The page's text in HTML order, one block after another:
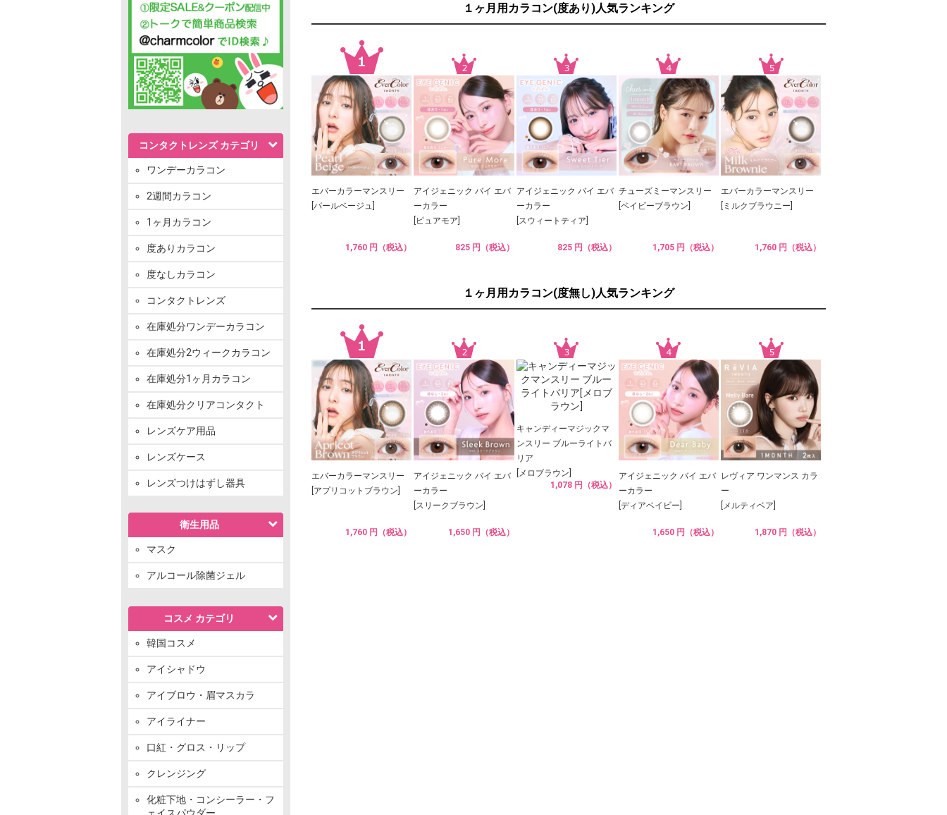
コンタクトレンズ カテゴリ
ワンデーカラコン
2週間カラコン
1ヶ月カラコン
度ありカラコン
度なしカラコン
コンタクトレンズ
在庫処分ワンデーカラコン
在庫処分2ウィークカラコン
在庫処分1ヶ月カラコン
在庫処分クリアコンタクト
レンズケア用品
レンズケース
レンズつけはずし器具
衛生用品
マスク
アルコール除菌ジェル
コスメ カテゴリ
韓国コスメ
アイシャドウ
アイブロウ・眉マスカラ
アイライナー
口紅・グロス・リップ
クレンジング
化粧下地・コンシーラー・フ
ェイスパウダー
１ヶ月用カラコン(度あり)人気ランキング
エバーカラーマンスリー
[パールベージュ]
1,760 円（税込）
アイジェニック バイ エバ
ーカラー
[ピュアモア]
825 円（税込）
アイジェニック バイ エバ
ーカラー
[スウィートティア]
825 円（税込）
チューズミーマンスリー
[ベイビーブラウン]
1,705 円（税込）
エバーカラーマンスリー
[ミルクブラウニー]
1,760 円（税込）
１ヶ月用カラコン(度無し)人気ランキング
エバーカラーマンスリー
[アプリコットブラウン]
1,760 円（税込）
アイジェニック バイ エバ
ーカラー
[スリークブラウン]
1,650 円（税込）
キャンディーマジックマ
ンスリー ブルーライトバ
リア
[メロブラウン]
1,078 円（税込）
アイジェニック バイ エバ
ーカラー
[ディアベイビー]
1,650 円（税込）
レヴィア ワンマンス カラ
ー
[メルティベア]
1,870 円（税込）